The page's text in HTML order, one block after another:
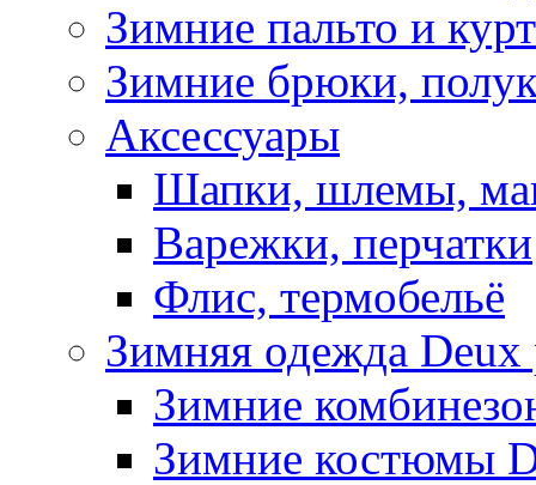
Зимние пальто и
Зимние брюки,
Аксессуары
Шапки, шлемы,
Варежки, перчатки
Флис, термобельё
Зимняя одежда Deux
Зимние
Зимние костюмы